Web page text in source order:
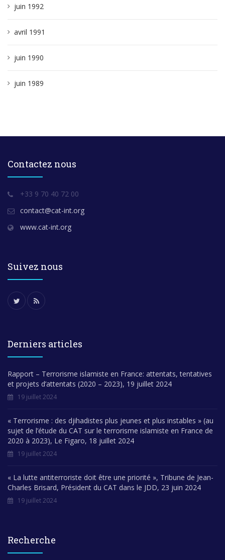
juin 1992
avril 1991
juin 1990
juin 1989
Contactez nous
+33 9 70 40 72 00
contact@cat-int.org
www.cat-int.org
Suivez nous
Derniers articles
Rapport – Terrorisme islamiste en France: attentats, tentatives
et projets d’attentats (2020 – 2023), 19 juillet 2024
19 juillet 2024
« Terrorisme : des djihadistes plus jeunes et plus instables » (au
sujet de l’étude du CAT sur le terrorisme islamiste en France de
2020 à 2023), Le Figaro, 18 juillet 2024
19 juillet 2024
« La lutte antiterroriste doit être une priorité », Tribune de Jean-
Charles Brisard, Président du CAT dans le JDD, 23 juin 2024
19 juillet 2024
Recherche